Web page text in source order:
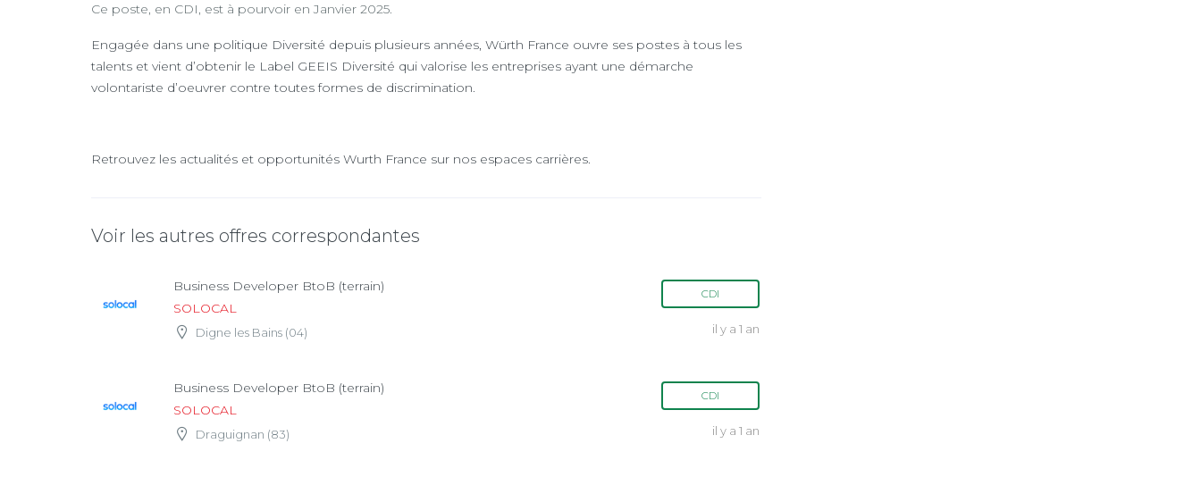
Ce poste, en CDI, est à pourvoir en Janvier 2025.
Engagée dans une politique Diversité depuis plusieurs années, Würth France ouvre ses postes à tous les
talents et vient d’obtenir le Label GEEIS Diversité qui valorise les entreprises ayant une démarche
volontariste d’oeuvrer contre toutes formes de discrimination.
Retrouvez les actualités et opportunités Wurth France sur nos espaces carrières.
Voir les autres offres correspondantes
Business Developer BtoB (terrain)
SOLOCAL
Digne les Bains (04)
CDI
il y a 1 an
Business Developer BtoB (terrain)
SOLOCAL
Draguignan (83)
CDI
il y a 1 an